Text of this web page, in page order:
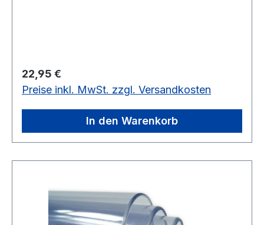
Regulärer Preis:
22,95 €
Preise inkl. MwSt. zzgl. Versandkosten
In den Warenkorb